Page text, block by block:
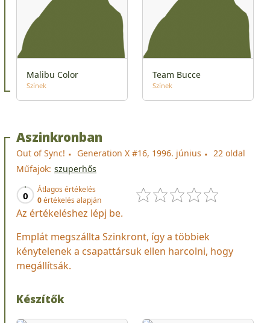
Malibu Color
Színek
Team Bucce
Színek
Aszinkronban
Out of Sync! Generation X #16, 1996. június
22 oldal
Műfajok: szuperhős
0
Átlagos értékelés
0értékelés alapján
Az értékeléshez lépj be.
Emplát megszállta Szinkront, így a többiek
kénytelenek a csapattársuk ellen harcolni, hogy
megállítsák.
Készítők